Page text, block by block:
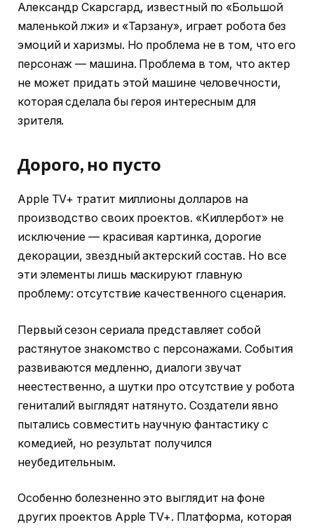
Александр Скарсгард, известный по «Большой
маленькой лжи» и «Тарзану», играет робота без
эмоций и харизмы. Но проблема не в том, что его
персонаж — машина. Проблема в том, что актер
не может придать этой машине человечности,
которая сделала бы героя интересным для
зрителя.
Дорого, но пусто
Apple TV+ тратит миллионы долларов на
производство своих проектов. «Киллербот» не
исключение — красивая картинка, дорогие
декорации, звездный актерский состав. Но все
эти элементы лишь маскируют главную
проблему: отсутствие качественного сценария.
Первый сезон сериала представляет собой
растянутое знакомство с персонажами. События
развиваются медленно, диалоги звучат
неестественно, а шутки про отсутствие у робота
гениталий выглядят натянуто. Создатели явно
пытались совместить научную фантастику с
комедией, но результат получился
неубедительным.
Особенно болезненно это выглядит на фоне
других проектов Apple TV+. Платформа, которая